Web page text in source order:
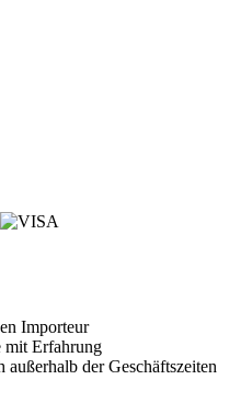
Importeur
mit Erfahrung
der Geschäftszeiten